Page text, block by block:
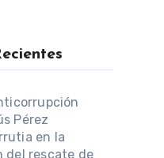
Pérez
en la
del rescate de